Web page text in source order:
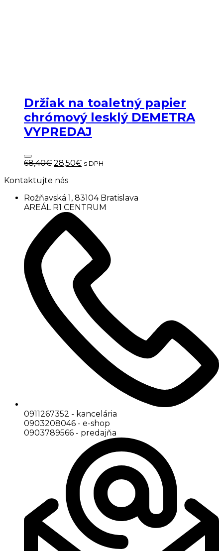
Držiak na toaletný papier
chrómový lesklý DEMETRA
VYPREDAJ
68,40€ Pôvodná
bola:
28,50€Aktuálna
s DPH
Kontaktujte nás
Rožňavská 1, 83104 Bratislava
AREÁL R1 CENTRUM
0911267352 - kancelária
0903208046 - e-shop
0903789566 - predajňa